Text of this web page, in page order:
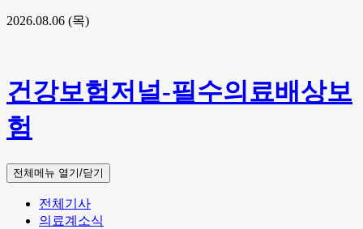
2026.08.06 (목)
건강보험저널-필수의료배상보
험
전체메뉴 열기/닫기
전체기사
의료계소식